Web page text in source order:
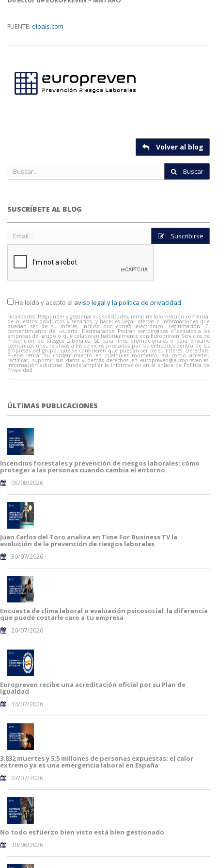
FUENTE: elpais.com
Volver al blog
Buscar
SUSCRÍBETE AL BLOG
Suscribirse
He leído y acepto el aviso legal y la política de privacidad.
Finalidades: Responder y gestionar sus solicitudes, remitirle información comercial
de nuestros productos y servicios, y hacerles llegar ofertas o informaciones que
puedan ser de su interés, incluso por correo electrónico. Legitimación: El
consentimiento del usuario. Destinatarios: Podrán ser dirigidos o cedidos a las
empresas del grupo o que colaboran habitualmente con Europreven Servicios de
Prevención de Riesgos Laborales, SL para fines promocionales o para enviarle
comunicaciones relativas a los servicios prestados por las entidades dentro de las
empresas del grupo, que se consideren que puedan ser de su interés. Derechos:
Puede retirar su consentimiento en cualquier momento, así como acceder,
rectificar, suprimir sus datos y demás derechos en europreven@europreven.es.
Información adicional: Puede ampliar la información en el enlace de Política de
Privacidad.
ÚLTIMAS PUBLICACIONES
Incendios forestales y prevención de riesgos laborales: cómo
proteger a las personas cuando cambia el entorno
05/08/2026
Juan Carlos del Toro analiza en Time For Business TV la
evolución de la prevención de riesgos laborales
30/07/2026
Encuesta de clima laboral o evaluación psicosocial: la diferencia
que puede costarle caro a tu empresa
20/07/2026
Europreven recibe una acreditación oficial por su Plan de
Igualdad
14/07/2026
3.832 muertes y 5,5 millones de personas expuestas: el calor
extremo ya es una emergencia laboral en España
07/07/2026
No todo esfuerzo bien visto está bien gestionado
30/06/2026